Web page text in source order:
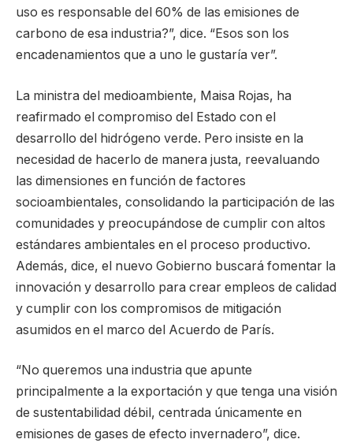
uso es responsable del 60% de las emisiones de
carbono de esa industria?”, dice. “Esos son los
encadenamientos que a uno le gustaría ver”.
La ministra del medioambiente, Maisa Rojas, ha
reafirmado el compromiso del Estado con el
desarrollo del hidrógeno verde. Pero insiste en la
necesidad de hacerlo de manera justa, reevaluando
las dimensiones en función de factores
socioambientales, consolidando la participación de las
comunidades y preocupándose de cumplir con altos
estándares ambientales en el proceso productivo.
Además, dice, el nuevo Gobierno buscará fomentar la
innovación y desarrollo para crear empleos de calidad
y cumplir con los compromisos de mitigación
asumidos en el marco del Acuerdo de París.
“No queremos una industria que apunte
principalmente a la exportación y que tenga una visión
de sustentabilidad débil, centrada únicamente en
emisiones de gases de efecto invernadero”, dice.